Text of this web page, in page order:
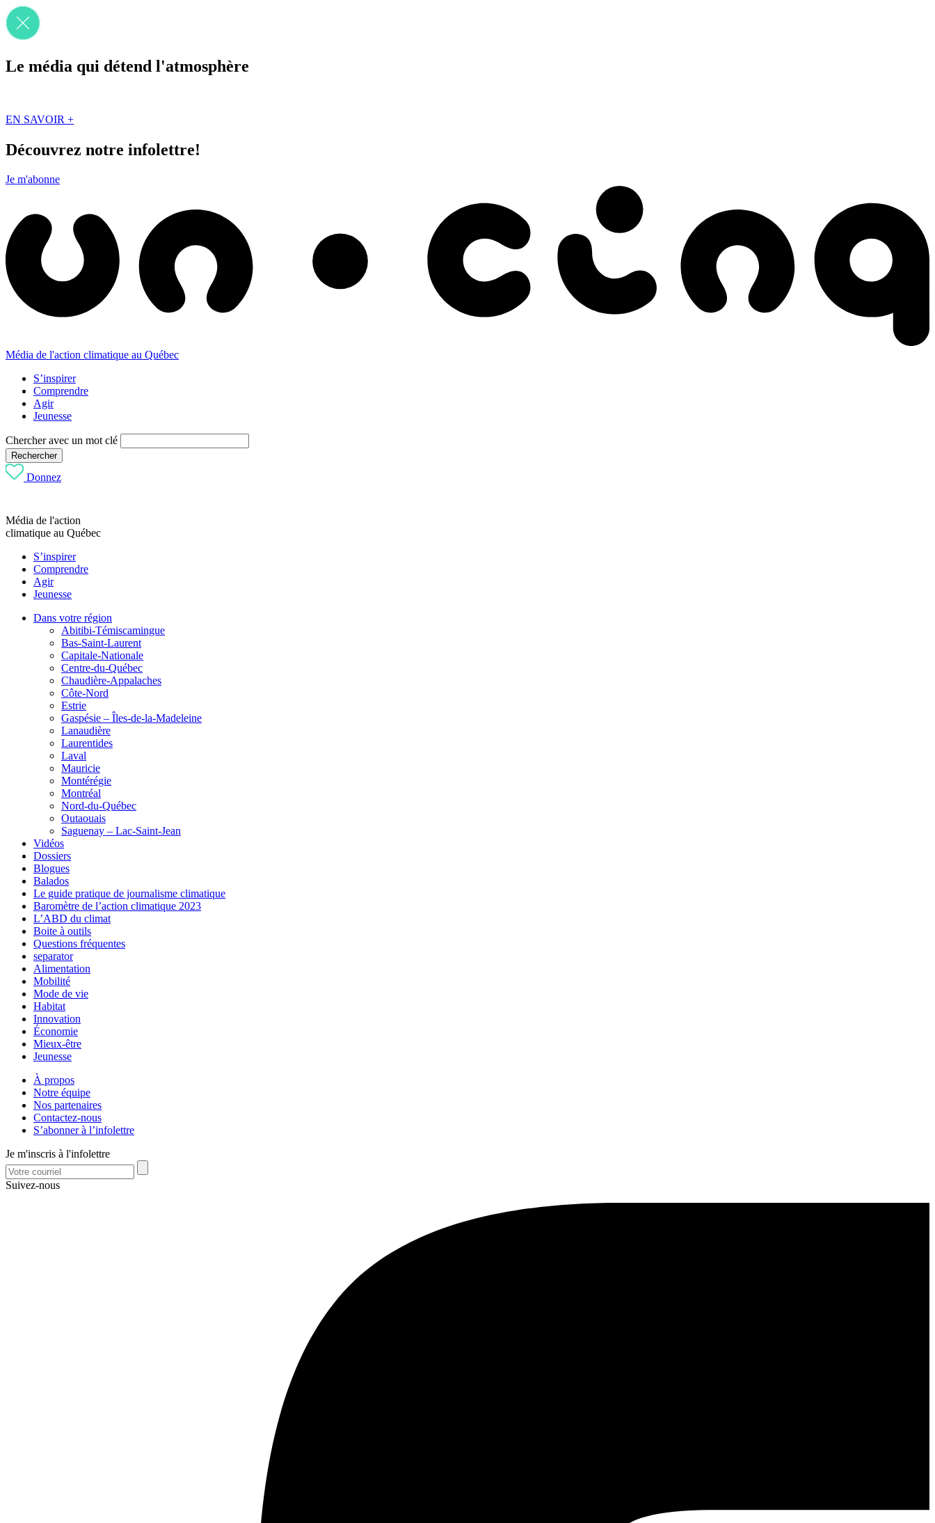
Le média qui détend l'atmosphère
EN SAVOIR +
Découvrez notre infolettre!
Je m'abonne
Média de l'action climatique au Québec
S’inspirer
Comprendre
Agir
Jeunesse
Chercher avec un mot clé
Rechercher
Donnez
Média de l'action
climatique au Québec
S’inspirer
Comprendre
Agir
Jeunesse
Dans votre région
Abitibi-Témiscamingue
Bas-Saint-Laurent
Capitale-Nationale
Centre-du-Québec
Chaudière-Appalaches
Côte-Nord
Estrie
Gaspésie – Îles-de-la-Madeleine
Lanaudière
Laurentides
Laval
Mauricie
Montérégie
Montréal
Nord-du-Québec
Outaouais
Saguenay – Lac-Saint-Jean
Vidéos
Dossiers
Blogues
Balados
Le guide pratique de journalisme climatique
Baromètre de l’action climatique 2023
L’ABD du climat
Boite à outils
Questions fréquentes
separator
Alimentation
Mobilité
Mode de vie
Habitat
Innovation
Économie
Mieux-être
Jeunesse
À propos
Notre équipe
Nos partenaires
Contactez-nous
S’abonner à l’infolettre
Je m'inscris à l'infolettre
Suivez-nous